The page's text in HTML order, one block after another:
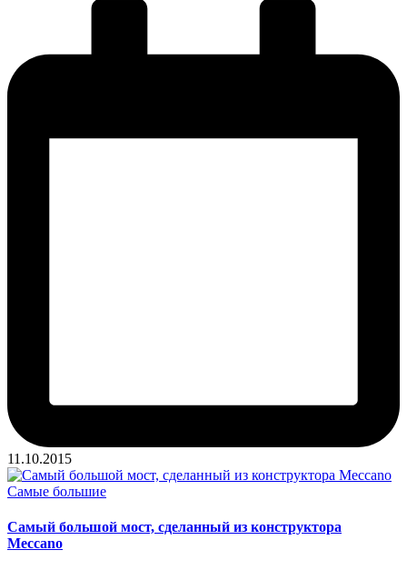
11.10.2015
Опубликовано
Самые большие
Самый большой мост, сделанный из конструктора
Meccano